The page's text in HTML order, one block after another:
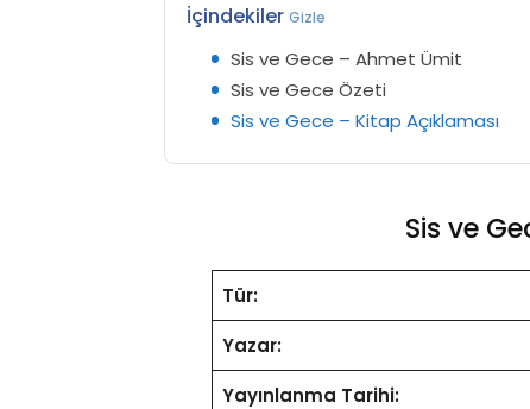
İçindekiler Gizle
Sis ve Gece – Ahmet Ümit
Sis ve Gece Özeti
Sis ve Gece – Kitap Açıklaması
Sis ve
Tür:
Yazar:
Yayınlanma Tarihi: